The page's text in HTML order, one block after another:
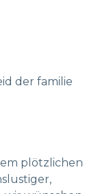
der familie
plötzlichen